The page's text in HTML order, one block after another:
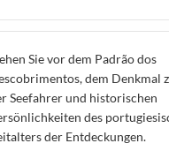
Sie vor dem Padrão dos
dem Denkmal
Seefahrer und historischen
des
der Entdeckungen.